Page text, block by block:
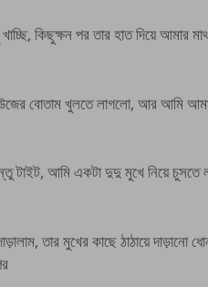
কিছুক্ষন পর তার হাত দিয়ে আমার
বোতাম খুলতে লাগলো, আর আমি আমার
টাইট, আমি একটা দুদু মুখে নিয়ে
তার মুখের কাছে ঠাঠায়ে দাড়ানো